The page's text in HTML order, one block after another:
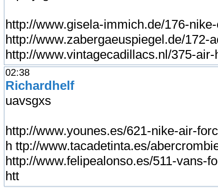
http://www.gisela-immich.de/176-
http://www.zabergaeuspiegel.de/
http://www.vintagecadillacs.nl/375-
02:38
Richardhelf
uavsgxs
http://www.younes.es/621-nike-air-
h ttp://www.tacadetinta.es/
http://www.felipealonso.es/511-vans-
htt